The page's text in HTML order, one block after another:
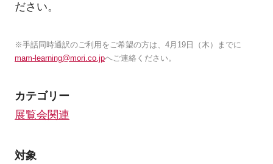
ださい。
※手話同時通訳のご利用をご希望の方は、4月19日（木）までに
mam-learning@mori.co.jpへご連絡ください。
カテゴリー
展覧会関連
対象